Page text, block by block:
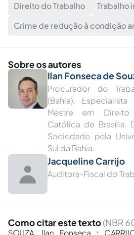
Direito do Trabalho
Trabalho
Crime de redução à condição
Sobre os autores
Ilan Fonseca de
Procurador do
(Bahia),
Mestre em Direito
Católica de Brasília.
Sociedade pela
Sul da Bahia.
Jacqueline Carrijo
Auditora-Fiscal do
Como citar este texto (NBR